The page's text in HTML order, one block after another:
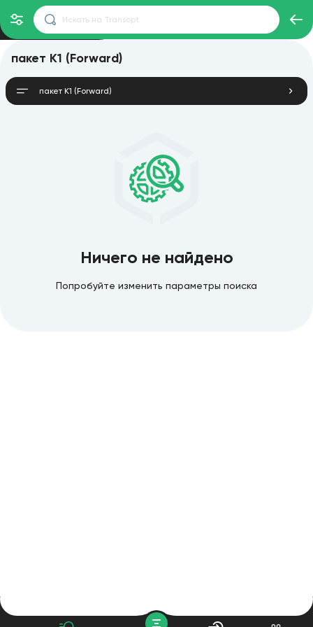
пакет K1 (Forward)
пакет K1 (Forward)
Ничего не найдено
Попробуйте изменить параметры поиска